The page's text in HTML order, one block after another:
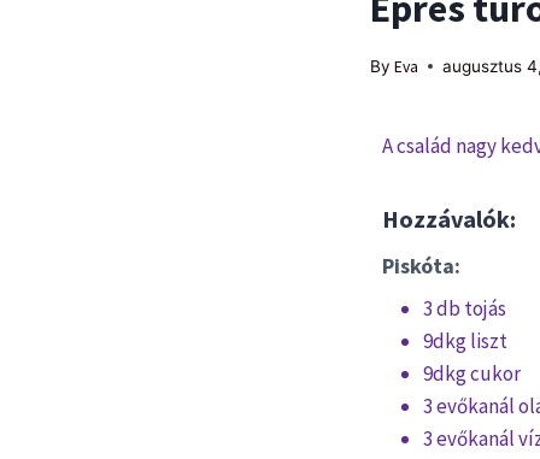
By Eva augusztus
A család nagy
Hozzávalók:
Piskóta:
3 db tojás
9dkg liszt
9dkg cukor
3 evőkanál
3 evőkanál